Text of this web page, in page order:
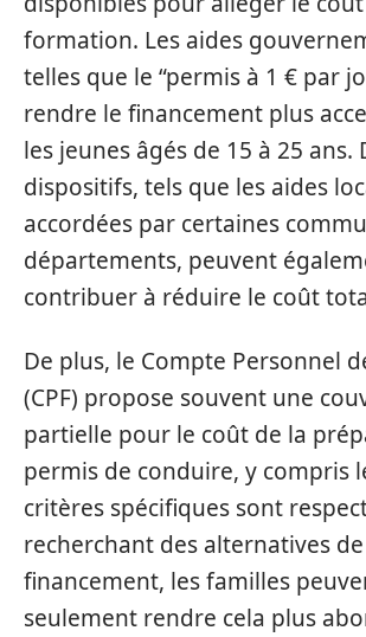
formation. Les aides
telles que le “permis à 1 € par
rendre le financement plus
les jeunes âgés de 15 à 25 ans.
dispositifs, tels que les aides
accordées par certaines
départements, peuvent
contribuer à réduire le coût
De plus, le Compte Personnel
(CPF) propose souvent une
partielle pour le coût de la
permis de conduire, y compris
critères spécifiques sont
recherchant des alternatives de
financement, les familles
seulement rendre cela plus